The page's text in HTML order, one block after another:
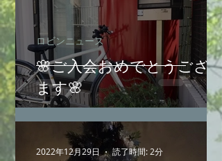
🌸ご入会おめでとうござい
ます🌸
ロビンニュース
2022年12月29日 読了時間: 2分